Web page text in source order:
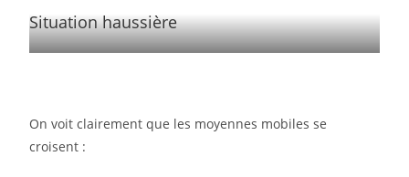
Situation haussière
On voit clairement que les moyennes mobiles se
croisent :